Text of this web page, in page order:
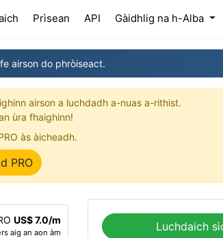
Prìsean API Gàidhlig na h-Alba
airson do phròiseact.
airson a luchdadh a-nuas a-rithist.
ùra fhaighinn!
às àicheadh.
PRO
US$ 7.0/m
aig an aon àm Luchdaich